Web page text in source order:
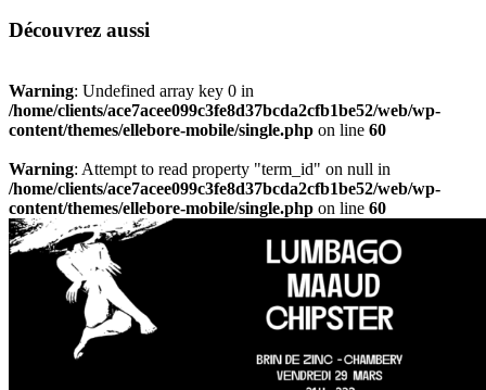
Découvrez aussi
Warning: Undefined array key 0 in
/home/clients/ace7acee099c3fe8d37bcda2cfb1be52/web/wp-
content/themes/ellebore-mobile/single.php on line 60
Warning: Attempt to read property "term_id" on null in
/home/clients/ace7acee099c3fe8d37bcda2cfb1be52/web/wp-
content/themes/ellebore-mobile/single.php on line 60